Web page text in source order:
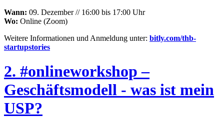
Wann: 09. Dezember // 16:00 bis 17:00 Uhr
Wo: Online (Zoom)
Weitere Informationen und Anmeldung unter: bitly.com/thb-
startupstories
2. #onlineworkshop –
Geschäftsmodell - was ist mein
USP?